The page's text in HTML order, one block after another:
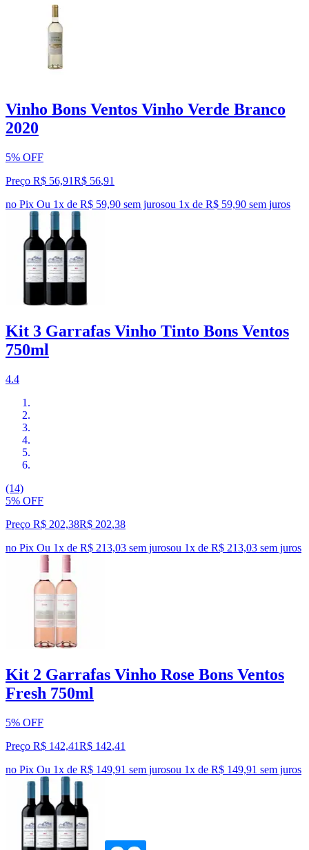
Vinho Bons Ventos Vinho Verde Branco
2020
5% OFF
Preço R$ 56,91R$ 56,91
no Pix Ou 1x de R$ 59,90 sem jurosou 1x de R$ 59,90 sem juros
Kit 3 Garrafas Vinho Tinto Bons Ventos
750ml
4.4
(14)
5% OFF
Preço R$ 202,38R$ 202,38
no Pix Ou 1x de R$ 213,03 sem jurosou 1x de R$ 213,03 sem juros
Kit 2 Garrafas Vinho Rose Bons Ventos
Fresh 750ml
5% OFF
Preço R$ 142,41R$ 142,41
no Pix Ou 1x de R$ 149,91 sem jurosou 1x de R$ 149,91 sem juros